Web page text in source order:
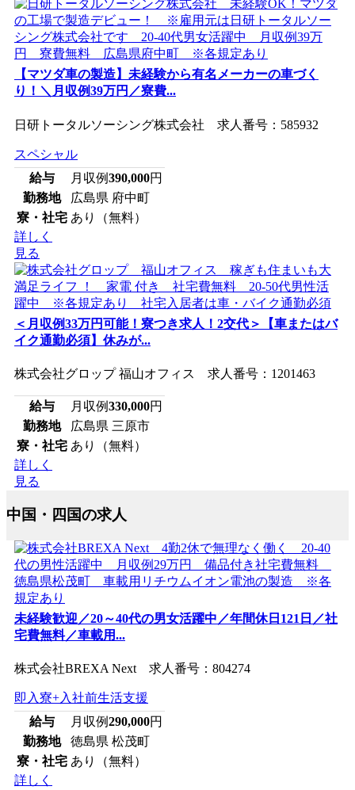
【マツダ車の製造】未経験から有名メーカーの車づく
り！＼月収例39万円／寮費...
日研トータルソーシング株式会社 求人番号：585932
スペシャル
給与
月収例390,000円
勤務地
広島県 府中町
寮・社宅 あり（無料）
詳しく
見る
＜月収例33万円可能！寮つき求人！2交代＞【車またはバ
イク通勤必須】休みが...
株式会社グロップ 福山オフィス 求人番号：1201463
給与 月収例330,000円
勤務地
広島県 三原市
寮・社宅 あり（無料）
詳しく
見る
中国・四国の求人
未経験歓迎／20～40代の男女活躍中／年間休日121日／社
宅費無料／車載用...
株式会社BREXA Next 求人番号：804274
即入寮+入社前生活支援
給与
月収例290,000円
勤務地
徳島県 松茂町
寮・社宅 あり（無料）
詳しく